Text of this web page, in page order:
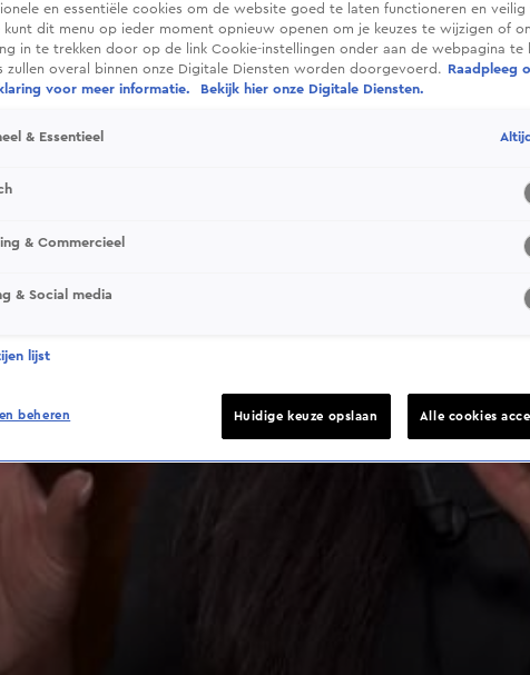
en essentiële cookies om de website goed te laten functioneren en veilig
kunt dit menu op ieder moment opnieuw openen om je keuzes te wijzigen of
in te trekken door op de link Cookie-instellingen onder aan de webpagina te
zullen overal binnen onze Digitale Diensten worden doorgevoerd.
Raadpleeg
voor meer informatie.
Bekijk hier onze Digitale Diensten.
& Essentieel
& Commercieel
& Social media
lijst
beheren Huidige keuze opslaan Alle cookies